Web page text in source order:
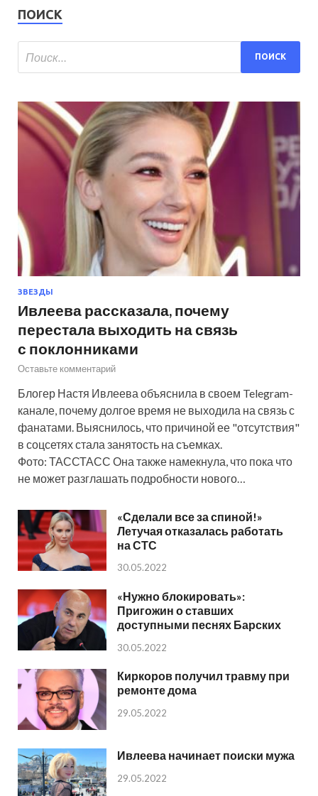
ПОИСК
ЗВЕЗДЫ
Ивлеева рассказала, почему
перестала выходить на связь
с поклонниками
Оставьте комментарий
Блогер Настя Ивлеева объяснила в своем Telegram-
канале, почему долгое время не выходила на связь с
фанатами. Выяснилось, что причиной ее "отсутствия"
в соцсетях стала занятость на съемках.
Фото: ТАССТАСС Она также намекнула, что пока что
не может разглашать подробности нового…
«Сделали все за спиной!»
Летучая отказалась работать
на СТС
30.05.2022
«Нужно блокировать»:
Пригожин о ставших
доступными песнях Барских
30.05.2022
Киркоров получил травму при
ремонте дома
29.05.2022
Ивлеева начинает поиски мужа
29.05.2022